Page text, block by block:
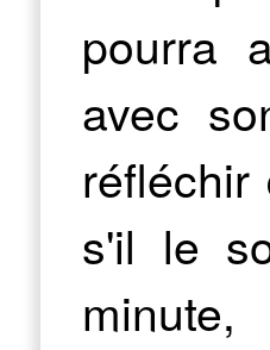
pourra
avec
s'il le